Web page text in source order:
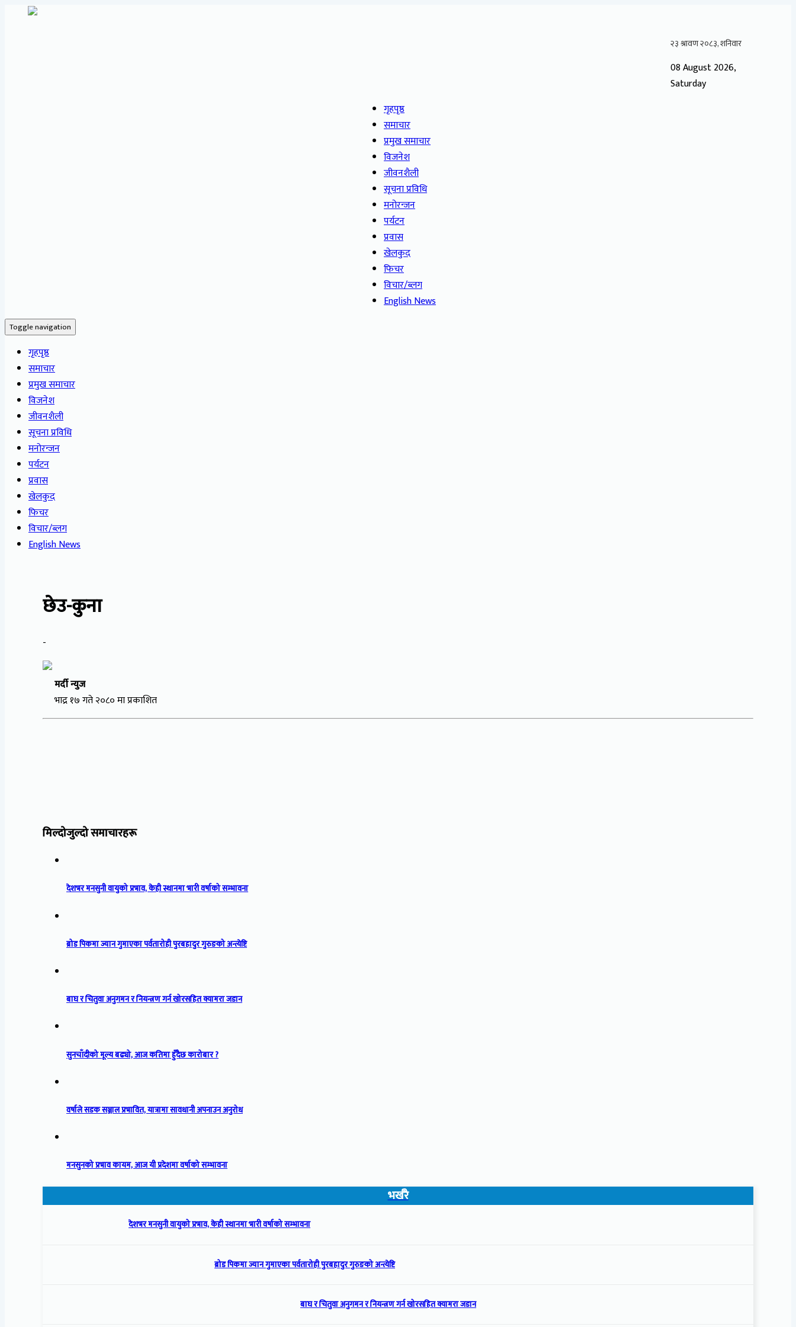
08 August 2026,
Saturday
गृहपृष्ठ
समाचार
प्रमुख समाचार
विजनेश
जीवनशैली
सूचना प्रविधि
मनोरन्जन
पर्यटन
प्रवास
खेलकुद
फिचर
विचार/ब्लग
English News
Toggle navigation
गृहपृष्ठ
समाचार
प्रमुख समाचार
विजनेश
जीवनशैली
सूचना प्रविधि
मनोरन्जन
पर्यटन
प्रवास
खेलकुद
फिचर
विचार/ब्लग
English News
छेउ-कुना
-
मर्दी न्युज
भाद्र १७ गते २०८० मा प्रकाशित
मिल्दोजुल्दो समाचारहरू
देशभर मनसुनी वायुको प्रभाव, केही स्थानमा भारी वर्षाको सम्भावना
ब्रोड पिकमा ज्यान गुमाएका पर्वतारोही पुरबहादुर गुरुङको अन्त्येष्टि
बाघ र चितुवा अनुगमन र नियन्त्रण गर्न खोरसहित क्यामरा जडान
सुनचाँदीको मूल्य बढ्यो, आज कतिमा हुँदैछ कारोबार ?
वर्षाले सडक सञ्जाल प्रभावित, यात्रामा सावधानी अपनाउन अनुरोध
मनसुनको प्रभाव कायम, आज यी प्रदेशमा वर्षाको सम्भावना
भर्खरै
देशभर मनसुनी वायुको प्रभाव, केही स्थानमा भारी वर्षाको सम्भावना
ब्रोड पिकमा ज्यान गुमाएका पर्वतारोही पुरबहादुर गुरुङको अन्त्येष्टि
बाघ र चितुवा अनुगमन र नियन्त्रण गर्न खोरसहित क्यामरा जडान